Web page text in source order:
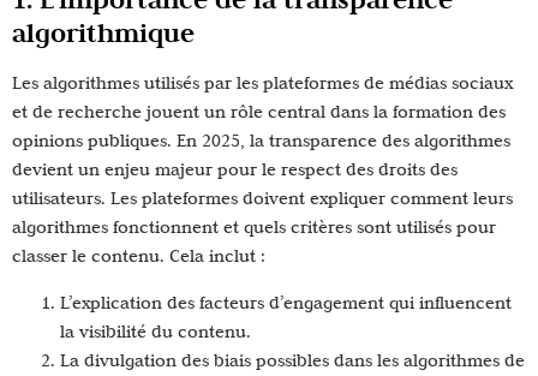
algorithmique
Les algorithmes utilisés par les plateformes de médias sociaux
et de recherche jouent un rôle central dans la formation des
opinions publiques. En 2025, la transparence des algorithmes
devient un enjeu majeur pour le respect des droits des
utilisateurs. Les plateformes doivent expliquer comment leurs
algorithmes fonctionnent et quels critères sont utilisés pour
classer le contenu. Cela inclut :
L’explication des facteurs d’engagement qui influencent
la visibilité du contenu.
La divulgation des biais possibles dans les algorithmes de